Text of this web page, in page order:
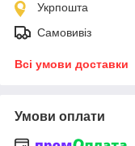
Укрпошта
Самовивіз
Всі умови доставки
Умови оплати